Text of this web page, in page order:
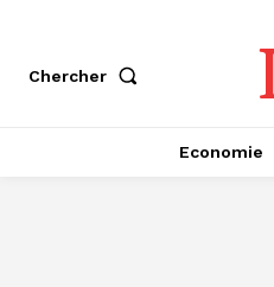
Chercher
Economie